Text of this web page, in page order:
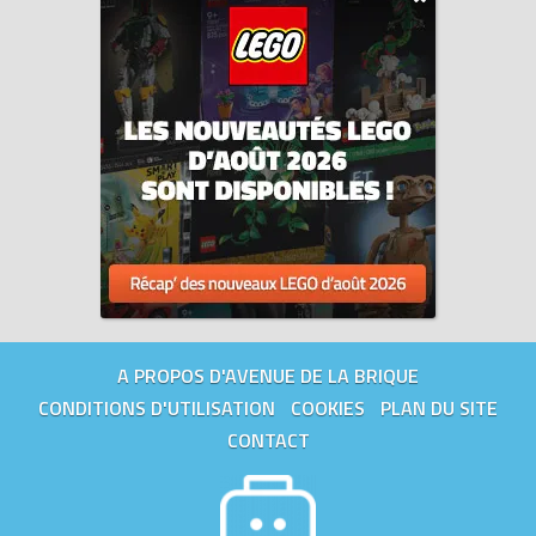
A PROPOS D'AVENUE DE LA BRIQUE
CONDITIONS D'UTILISATION
COOKIES
PLAN DU SITE
CONTACT